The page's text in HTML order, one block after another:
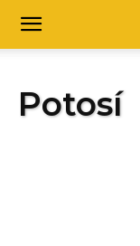
Potosí